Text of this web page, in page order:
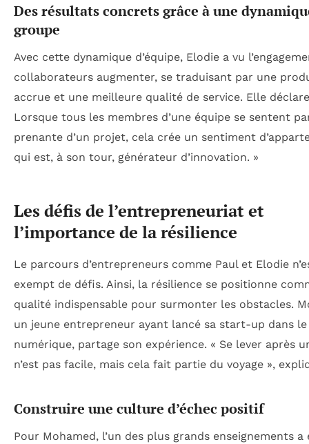
Des résultats concrets grâce à une
groupe
Avec cette dynamique d’équipe, Elodie a vu
collaborateurs augmenter, se traduisant par une
accrue et une meilleure qualité de service. Elle
Lorsque tous les membres d’une équipe se sentent
prenante d’un projet, cela crée un sentiment
qui est, à son tour, générateur d’innovation. »
Les défis de l’entrepreneuriat et
l’importance de la résilience
Le parcours d’entrepreneurs comme Paul et Elodie
exempt de défis. Ainsi, la résilience se positionne
qualité indispensable pour surmonter les obstacles.
un jeune entrepreneur ayant lancé sa start-up dans
numérique, partage son expérience. « Se lever après
n’est pas facile, mais cela fait partie du voyage »,
Construire une culture d’échec positif
Pour Mohamed, l’un des plus grands enseignements a